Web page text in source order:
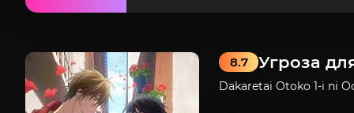
Угроза
8.7
Dakaretai Otoko 1-i ni